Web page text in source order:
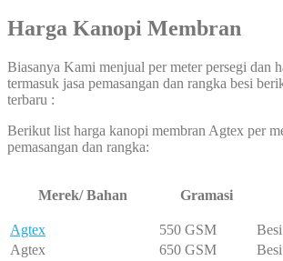
Harga Kanopi Membran
Biasanya Kami menjual per meter persegi dan
termasuk jasa pemasangan dan rangka besi
terbaru :
Berikut list harga kanopi membran Agtex per
pemasangan dan rangka:
Merek/ Bahan Gramasi
Agtex 550 GSM
Agtex
650 GSM